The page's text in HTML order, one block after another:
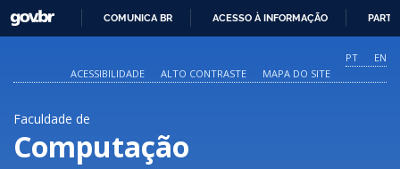
O
CONTEÚDO
GOVBR
COMUNICA BR ACESSO À INFORMAÇÃO
PT
EN
ACESSIBILIDADE
ALTO CONTRASTE MAPA DO SITE
Faculdade de
Computação